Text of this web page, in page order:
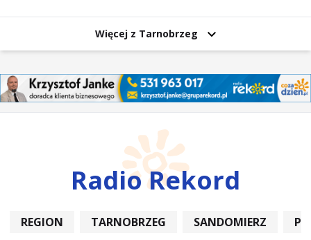
Więcej z Tarnobrzeg
Radio Rekord
REGION TARNOBRZEG SANDOMIERZ